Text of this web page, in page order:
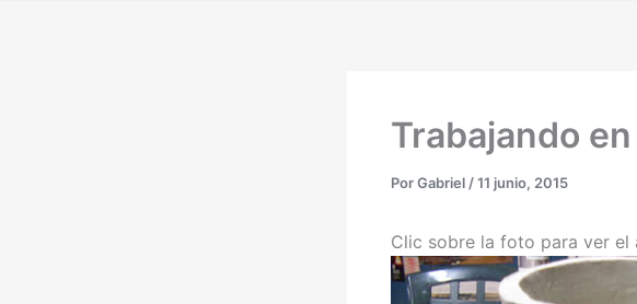
Trabajando
PorGabriel /11 junio, 2015
Clic sobre la foto para ver el